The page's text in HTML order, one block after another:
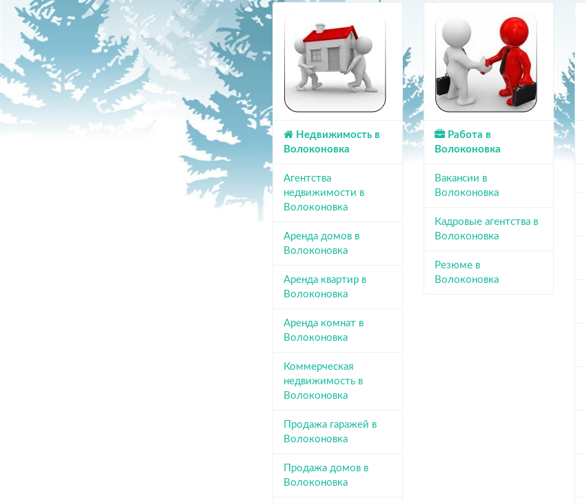
Недвижимость в
Волоконовка
Агентства
недвижимости в
Волоконовка
Аренда домов в
Волоконовка
Аренда квартир в
Волоконовка
Аренда комнат в
Волоконовка
Коммерческая
недвижимость в
Волоконовка
Продажа гаражей в
Волоконовка
Продажа домов в
Волоконовка
Работа в
Волоконовка
Вакансии в
Волоконовка
Кадровые агентства в
Волоконовка
Резюме в
Волоконовка